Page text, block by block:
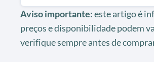
Aviso importante:este artigo é
preços e disponibilidade podem
verifique sempre antes de